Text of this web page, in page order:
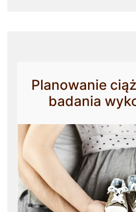
Planowanie
badania